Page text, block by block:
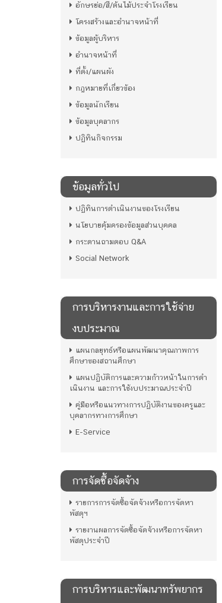
อักษรย่อ/สี/ต้นไม้ประจำโรงเรียน
โครงสร้างและอำนาจหน้าที่
ข้อมูลผู้บริหาร
อำนาจหน้าที่
ที่ตั้ง/แผนผัง
กฎหมายที่เกี่ยวข้อง
ข้อมูลนักเรียน
ข้อมูลบุคลากร
ปฏิทินกิจกรรม
ข้อมูลทั่วไป
ปฏิทินการดำเนินงานของโรงเรียน
นโยบายคุ้มครองข้อมูลส่วนบุคคล
กระดานถามตอบ Q&A
Social Network
การบริหารงานและการใช้จ่าย
งบประมาณ
แผนกลยุทธ์หรือแผนพัฒนาคุณภาพการ
ศึกษาของสถานศึกษา
แผนปฏิบัติการและความก้าวหน้าในการดํา
เนินงาน และการใช้งบประมาณประจําปี
คู่มือหรือแนวทางการปฏิบัติงานของครูและ
บุคลากรทางการศึกษา
E-Service
การจัดซื้อจัดจ้าง
รายการการจัดซื้อจัดจ้างหรือการจัดหา
พัสดุฯ
รายงานผลการจัดซื้อจัดจ้างหรือการจัดหา
พัสดุประจำปี
การบริหารและพัฒนาทรัพยากร